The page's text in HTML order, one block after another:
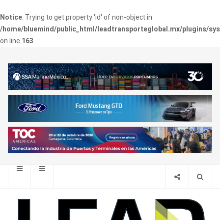
Notice: Trying to get property 'id' of non-object in
/home/bluemind/public_html/leadtransporteglobal.mx/plugins/
on line 163